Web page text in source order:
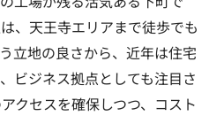
、天王寺エリアまで徒歩でも
立地の良さから、近年は住宅
ビジネス拠点としても注目さ
クセスを確保しつつ、コスト